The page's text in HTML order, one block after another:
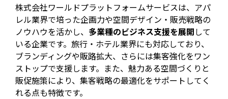
株式会社ワールドプラットフォームサービスは、アパ
レル業界で培った企画力や空間デザイン・販売戦略の
ノウハウを活かし、 多業種のビジネス支援を展開して
いる企業です。旅行・ホテル業界にも対応しており、
ブランディングや販路拡大、さらには集客強化をワン
ストップで支援します。また、魅力ある空間づくりと
販促施策により、集客戦略の最適化をサポートしてく
れる点も特徴です。